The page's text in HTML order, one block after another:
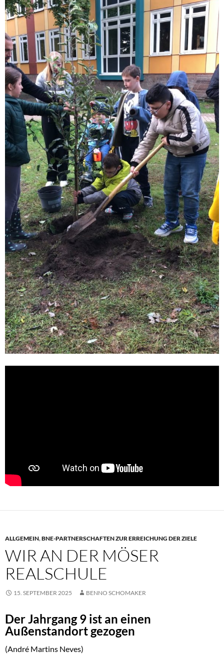
ALLGEMEIN,BNE-PARTNERSCHAFTEN ZUR ERREICHUNG DER ZIELE
WIR AN DER MÖSER
REALSCHULE
15. SEPTEMBER 2025 BENNO SCHOMAKER
Der Jahrgang 9 ist an einen
Außenstandort gezogen
(André Martins Neves)